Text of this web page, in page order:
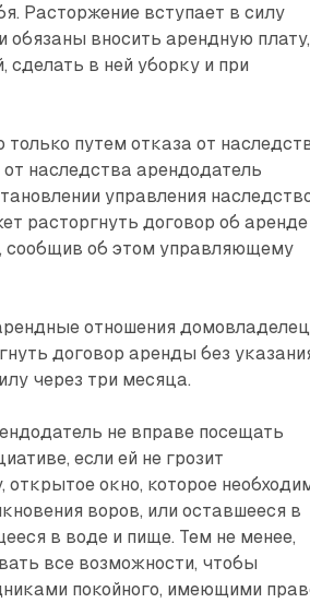
Расторжение вступает в силу
обязаны вносить арендную плату,
в ней уборку и при
путем отказа от
наследства арендодатель
управления
расторгнуть договор об
сообщив об этом управляющему
отношения домовладелец
договор аренды без
через три месяца.
не вправе посещать
если ей не грозит
окно, которое
воров, или оставшееся в
в воде и пище. Тем не менее,
все возможности, чтобы
покойного, имеющими